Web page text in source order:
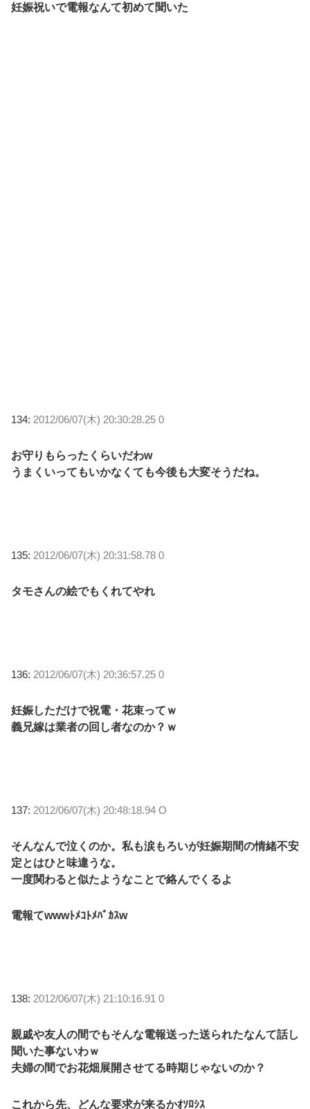
妊娠祝いで電報なんて初めて聞いた
134: 2012/06/07(木) 20:30:28.25 0
お守りもらったくらいだわw
うまくいってもいかなくても今後も大変そうだね。
135: 2012/06/07(木) 20:31:58.78 0
タモさんの絵でもくれてやれ
136: 2012/06/07(木) 20:36:57.25 0
妊娠しただけで祝電・花束ってｗ
義兄嫁は業者の回し者なのか？ｗ
137: 2012/06/07(木) 20:48:18.94 O
そんなんで泣くのか。私も涙もろいが妊娠期間の情緒不安
定とはひと味違うな。
一度関わると似たようなことで絡んでくるよ
電報てwwwﾄﾒｺﾄﾒﾊﾞｶｽw
138: 2012/06/07(木) 21:10:16.91 0
親戚や友人の間でもそんな電報送った送られたなんて話し
聞いた事ないわｗ
夫婦の間でお花畑展開させてる時期じゃないのか？
これから先、どんな要求が来るかｵｿﾛｼｽ